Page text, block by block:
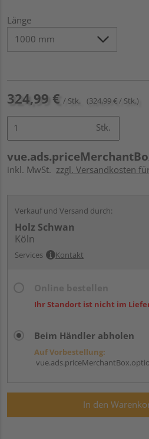
Länge
324,99 € / Stk. (324,99 € / Stk.)
Stk.
inkl. MwSt. zzgl. Versandkosten
Verkauf und Versand durch:
Holz Schwan
Köln
Services Kontakt
Ihr Standort ist nicht im
Beim Händler abholen
Auf Vorbestellung:
In den